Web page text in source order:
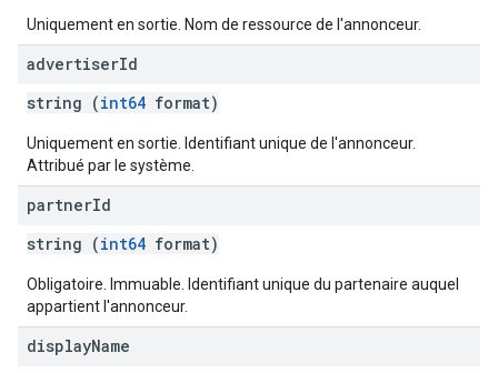
Uniquement en sortie. Nom de ressource de l'annonceur.
advertiserId
string (int64 format)
Uniquement en sortie. Identifiant unique de l'annonceur.
Attribué par le système.
partnerId
string (int64 format)
Obligatoire. Immuable. Identifiant unique du partenaire auquel
appartient l'annonceur.
displayName